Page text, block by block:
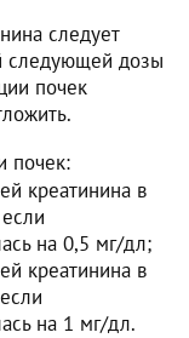
следует
следующей дозы
почек
почек:
креатинина в
на 0,5 мг/дл;
креатинина в
на 1 мг/дл.